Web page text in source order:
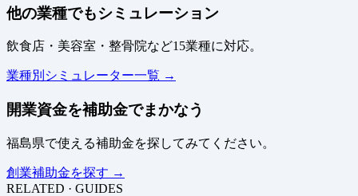
他の業種でもシミュレーション
飲食店・美容室・整骨院など15業種に対応。
業種別シミュレーター一覧 →
開業資金を補助金でまかなう
福島県で使える補助金を探してみてください。
創業補助金を探す →
RELATED · GUIDES